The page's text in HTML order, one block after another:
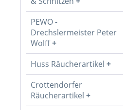
PEWO -
Drechslermeister Peter
Wolff
Huss Räucherartikel
Crottendorfer
Räucherartikel